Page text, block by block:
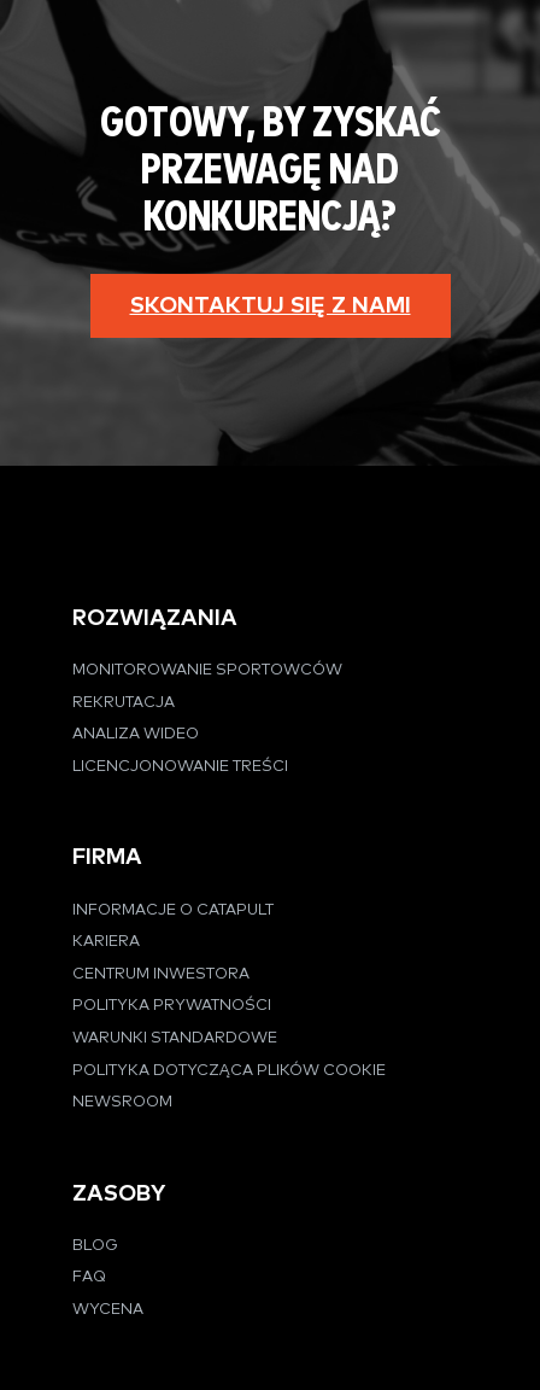
GOTOWY, BY ZYSKAĆ
PRZEWAGĘ NAD
KONKURENCJĄ?
SKONTAKTUJ SIĘ Z NAMI
ROZWIĄZANIA
MONITOROWANIE SPORTOWCÓW
REKRUTACJA
ANALIZA WIDEO
LICENCJONOWANIE TREŚCI
FIRMA
INFORMACJE O CATAPULT
KARIERA
CENTRUM INWESTORA
POLITYKA PRYWATNOŚCI
WARUNKI STANDARDOWE
POLITYKA DOTYCZĄCA PLIKÓW COOKIE
NEWSROOM
ZASOBY
BLOG
FAQ
WYCENA